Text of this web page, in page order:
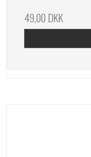
49,00 DKK